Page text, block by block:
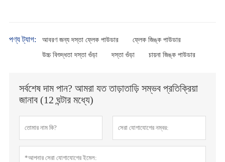
পণ্য ট্যাগ: আবরণ জন্য দস্তা ফ্লেক পাউডার
ফ্লেক জিঙ্ক পাউডার
উচ্চ বিশুদ্ধতা দস্তা গুঁড়া
দস্তা গুঁড়া চায়না জিঙ্ক পাউডার
সর্বশেষ দাম পান? আমরা যত তাড়াতাড়ি সম্ভব প্রতিক্রিয়া
জানাব (12 ঘন্টার মধ্যে)